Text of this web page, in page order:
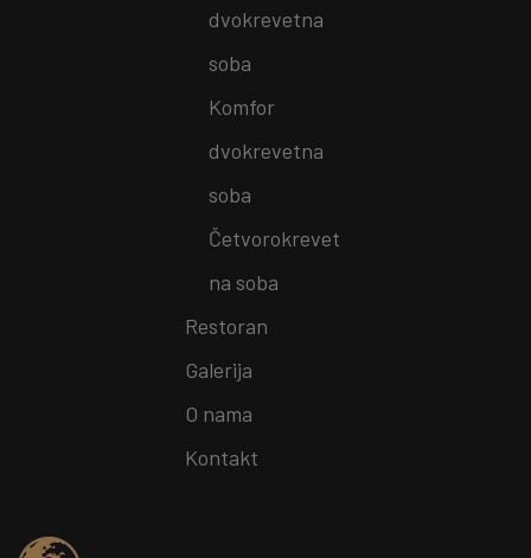
dvokrevetna
soba
Komfor
dvokrevetna
soba
Četvorokrevet
na soba
Restoran
Galerija
O nama
Kontakt